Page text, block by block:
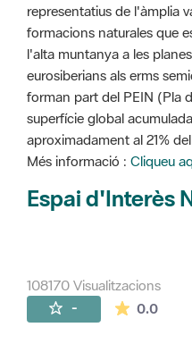
representatius de l'àmplia
formacions naturales que
l'alta muntanya a les
eurosiberians als erms
forman part del PEIN (Pla
superfície global
aproximadament al 21%
Més informació : Cliqueu
Espai d'Interès
108170 Visualitzacions
- 0.0La